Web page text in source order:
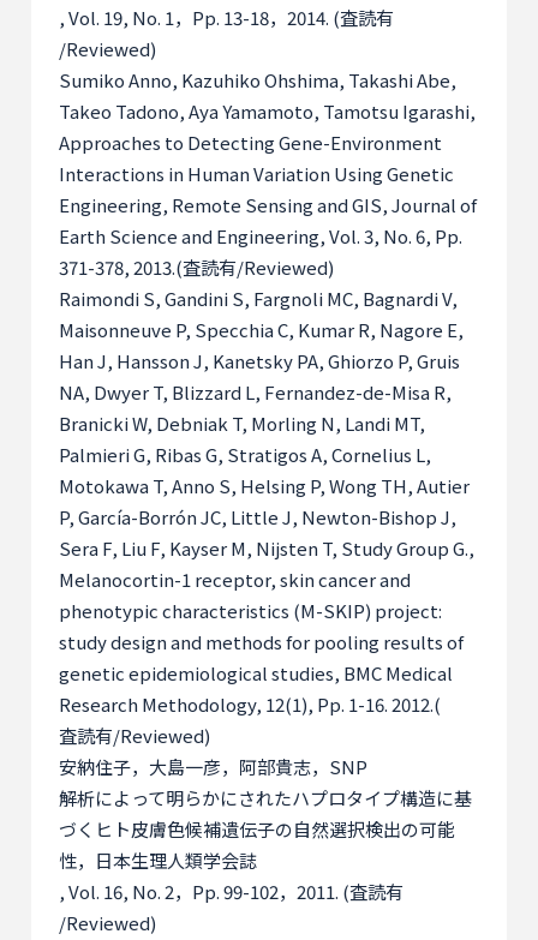
, Vol. 19, No. 1， Pp. 13-18， 2014. (査読有
/Reviewed)
Sumiko Anno, Kazuhiko Ohshima, Takashi Abe,
Takeo Tadono, Aya Yamamoto, Tamotsu Igarashi,
Approaches to Detecting Gene-Environment
Interactions in Human Variation Using Genetic
Engineering, Remote Sensing and GIS, Journal of
Earth Science and Engineering, Vol. 3, No. 6, Pp.
371-378, 2013.(査読有/Reviewed)
Raimondi S, Gandini S, Fargnoli MC, Bagnardi V,
Maisonneuve P, Specchia C, Kumar R, Nagore E,
Han J, Hansson J, Kanetsky PA, Ghiorzo P, Gruis
NA, Dwyer T, Blizzard L, Fernandez-de-Misa R,
Branicki W, Debniak T, Morling N, Landi MT,
Palmieri G, Ribas G, Stratigos A, Cornelius L,
Motokawa T, Anno S, Helsing P, Wong TH, Autier
P, García-Borrón JC, Little J, Newton-Bishop J,
Sera F, Liu F, Kayser M, Nijsten T, Study Group G.,
Melanocortin-1 receptor, skin cancer and
phenotypic characteristics (M-SKIP) project:
study design and methods for pooling results of
genetic epidemiological studies, BMC Medical
Research Methodology, 12(1), Pp. 1-16. 2012.(
査読有/Reviewed)
安納住子，大島一彦，阿部貴志， SNP
解析によって明らかにされたハプロタイプ構造に基
づくヒト皮膚色候補遺伝子の自然選択検出の可能
性，日本生理人類学会誌
, Vol. 16, No. 2， Pp. 99-102， 2011. (査読有
/Reviewed)